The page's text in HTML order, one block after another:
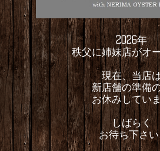
2026年
秩父に姉妹店がオ
現在、当店
新店舗の準備
お休みしてい
しばらく
お待ち下さい